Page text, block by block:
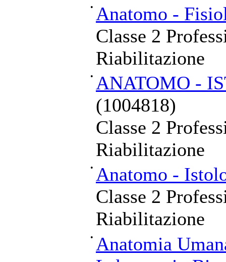
• Anatomo -
Classe 2
Riabilitazione
• ANATOMO -
(1004818)
Classe 2
Riabilitazione
• Anatomo -
Classe 2
Riabilitazione
• Anatomia